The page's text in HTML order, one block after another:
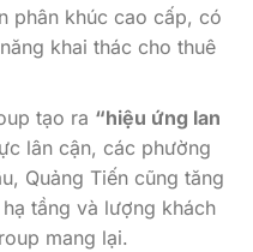
phân khúc cao cấp, có
khai thác cho thuê
tạo ra “hiệu ứng lan
lân cận, các phường
Quảng Tiến cũng tăng
tầng và lượng khách
mang lại.